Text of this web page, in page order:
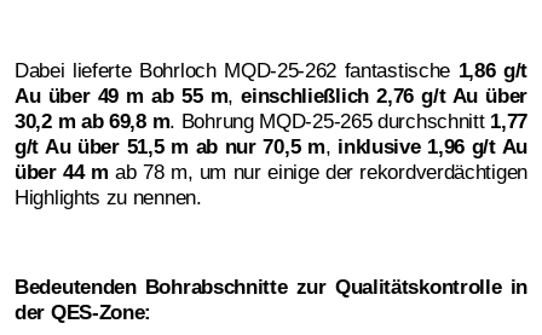
Dabei lieferte Bohrloch MQD-25-262 fantastische 1,86 g/t
Au über 49 m ab 55 m,einschließlich 2,76 g/t Au über
30,2 m ab 69,8 m. Bohrung MQD-25-265 durchschnitt 1,77
g/t Au über 51,5 m ab nur 70,5 m, inklusive 1,96 g/t Au
über 44 m ab 78 m, um nur einige der rekordverdächtigen
Highlights zu nennen.
Bedeutenden Bohrabschnitte zur Qualitätskontrolle in
der QES-Zone: